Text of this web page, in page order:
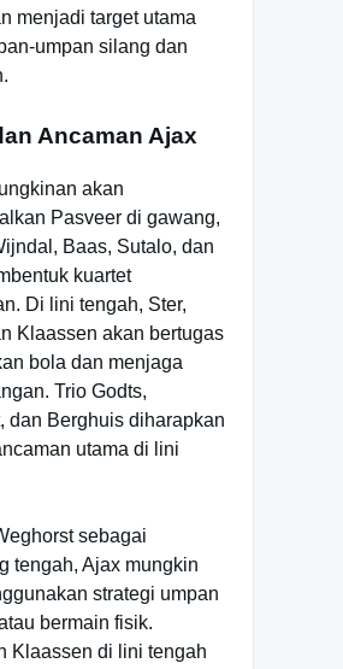
menjadi target utama
umpan silang dan
Ancaman Ajax
akan
Pasveer di gawang,
Baas, Sutalo, dan
kuartet
Di lini tengah, Ster,
Klaassen akan bertugas
bola dan menjaga
Trio Godts,
dan Berghuis diharapkan
utama di lini
sebagai
tengah, Ajax mungkin
strategi umpan
bermain fisik.
Klaassen di lini tengah